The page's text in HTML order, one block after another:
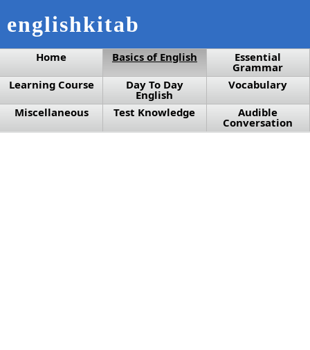
englishkitab
Home Basics of English Essential
Grammar
Learning Course
Day To Day
English
Vocabulary
Miscellaneous
Test Knowledge Audible
Conversation